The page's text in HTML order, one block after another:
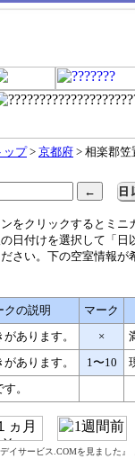
ップ> 京都府 > 相楽郡笠
をクリックするとミニ
日付けを選択して「日
さい。下の空室情報が
クの説明
マーク
あります。 ×
あります。 1〜10
。
イサービス.COMを見ました